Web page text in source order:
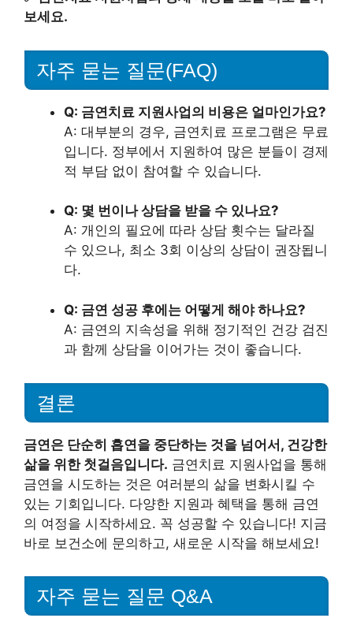
보세요.
자주 묻는 질문(FAQ)
Q: 금연치료 지원사업의 비용은 얼마인가요?
A: 대부분의 경우, 금연치료 프로그램은 무료
입니다. 정부에서 지원하여 많은 분들이 경제
적 부담 없이 참여할 수 있습니다.
Q: 몇 번이나 상담을 받을 수 있나요?
A: 개인의 필요에 따라 상담 횟수는 달라질
수 있으나, 최소 3회 이상의 상담이 권장됩니
다.
Q: 금연 성공 후에는 어떻게 해야 하나요?
A: 금연의 지속성을 위해 정기적인 건강 검진
과 함께 상담을 이어가는 것이 좋습니다.
결론
금연은 단순히 흡연을 중단하는 것을 넘어서, 건강한
삶을 위한 첫걸음입니다. 금연치료 지원사업을 통해
금연을 시도하는 것은 여러분의 삶을 변화시킬 수
있는 기회입니다. 다양한 지원과 혜택을 통해 금연
의 여정을 시작하세요. 꼭 성공할 수 있습니다! 지금
바로 보건소에 문의하고, 새로운 시작을 해보세요!
자주 묻는 질문 Q&A